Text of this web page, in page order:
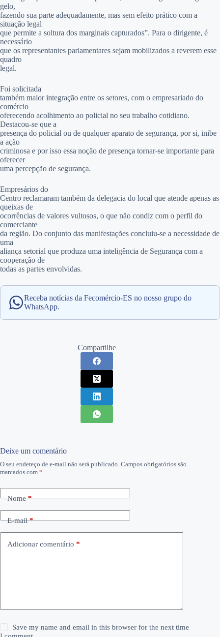
gelo,
fazendo sua parte adequadamente, mas sem efeito prático com a
situação legal
que permite a soltura dos marginais capturados”. Para o dirigente, é
necessário
que os representantes parlamentares sejam mobilizados a reverem esse
quadro
legal.
Foi solicitada
também maior integração entre os setores, com o empresariado do
comércio
oferecendo acolhimento ao policial no seu trabalho cotidiano.
Destacou-se que a
presença do policial ou de qualquer aparato de segurança, por si, inibe
a ação
criminosa e por isso essa noção de presença tornar-se importante para
oferecer
uma percepção de segurança.
Empresários do
Centro reclamaram também da delegacia do local que atende apenas as
queixas de
ocorrências de valores vultosos, o que não condiz com o perfil do
comerciante
da região. Do conjunto das manifestações concluiu-se a necessidade de
uma
aliança setorial que produza uma inteligência de Segurança com a
cooperação de
todas as partes envolvidas.
Receba notícias da Fecomércio-ES no nosso grupo do
WhatsApp.
Compartilhe
Deixe um comentário
O seu endereço de e-mail não será publicado. Campos obrigatórios são
marcados com *
Nome*
E-mail*
Adicionar comentário *
Save my name and email in this browser for the next time